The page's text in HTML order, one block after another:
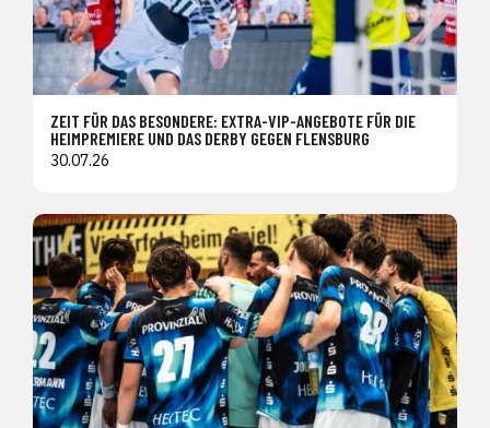
ZEIT FÜR DAS BESONDERE: EXTRA-VIP-ANGEBOTE FÜR DIE
HEIMPREMIERE UND DAS DERBY GEGEN FLENSBURG
30.07.26